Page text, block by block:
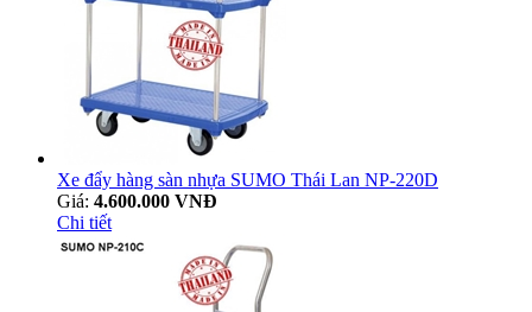
Xe đẩy hàng sàn nhựa SUMO Thái Lan NP-220D
Giá: 4.600.000 VNĐ
Chi tiết